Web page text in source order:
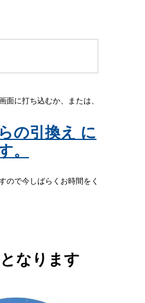
面に打ち込むか、または、
の引換え に
。
ので今しばらくお時間をく
なります